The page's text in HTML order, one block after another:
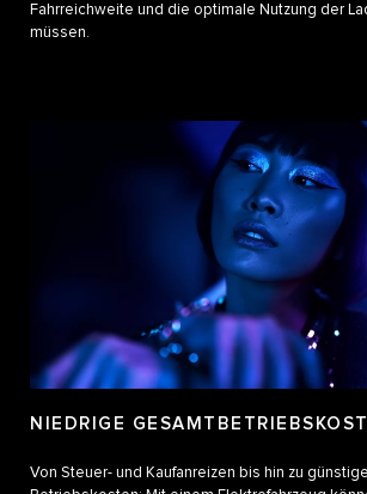
Fahrreichweite und die optimale Nutzung der
müssen.
NIEDRIGE
Von Steuer- und Kaufanreizen bis hin zu